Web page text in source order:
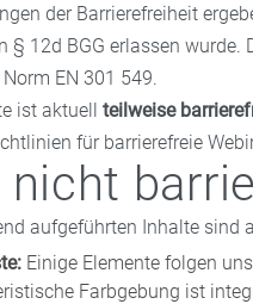
der Barrierefreiheit
§ 12d BGG erlassen
EN 301 549.
ist aktuell teilweise
für barrierefreie
nicht
aufgeführten Inhalte sind
Einige Elemente folgen
Farbgebung ist